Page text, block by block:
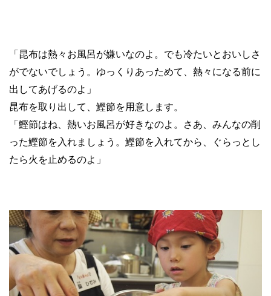
「昆布は熱々お風呂が嫌いなのよ。でも冷たいとおいしさ
がでないでしょう。ゆっくりあっためて、熱々になる前に
出してあげるのよ」
昆布を取り出して、鰹節を用意します。
「鰹節はね、熱いお風呂が好きなのよ。さあ、みんなの削
った鰹節を入れましょう。鰹節を入れてから、ぐらっとし
たら火を止めるのよ」